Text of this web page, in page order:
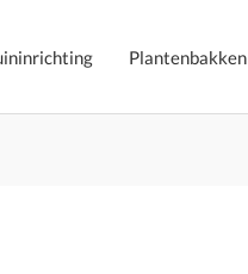
Plantenbakken